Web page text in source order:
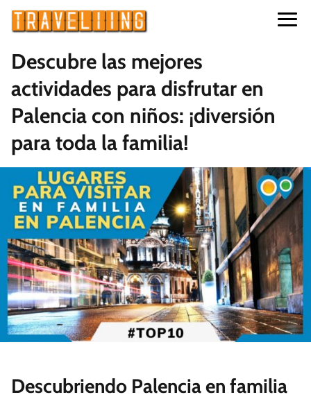
Descubre las mejores
actividades para disfrutar en
Palencia con niños: ¡diversión
para toda la familia!
Descubriendo Palencia en familia